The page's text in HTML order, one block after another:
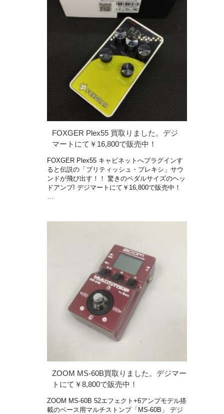
FOXGER Plex55 買取りました。デジ
マートにて￥16,800で販売中！
FOXGER Plex55 キャビネットへプラグインす
ると伝説の「ブリティッシュ・プレキシ」サウ
ンドが飛び出す！！ 驚きのペダルサイズのヘッ
ドアンプ! デジマートにて￥16,800で販売中！
ZOOM MS-60B買取りました。デジマー
トにて￥8,800で販売中！
ZOOM MS-60B 52エフェクト+6アンプモデル搭
載のベース用マルチストンプ「MS-60B」 デジ